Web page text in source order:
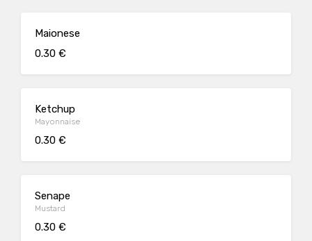
Maionese
0.30 €
Ketchup
Mayonnaise
0.30 €
Senape
Mustard
0.30 €